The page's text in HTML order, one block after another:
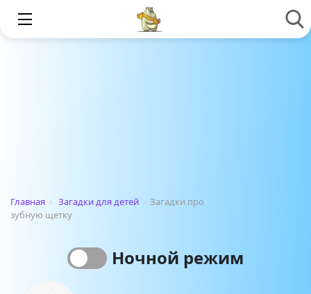
Главная › Загадки для детей › Загадки про
зубную щетку
Ночной режим